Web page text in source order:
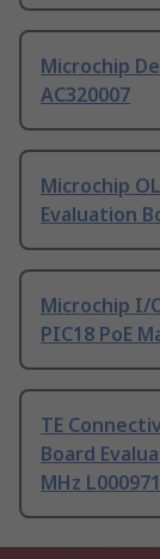
Microchip
AC320007
Microchip
Evaluation
Microchip I/
PIC18 PoE
TE
Board
MHz